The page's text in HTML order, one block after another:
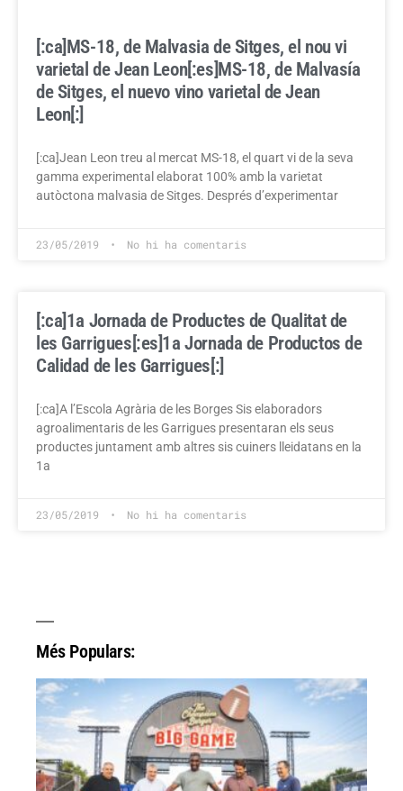
[:ca]MS-18, de Malvasia de Sitges, el nou vi
varietal de Jean Leon[:es]MS-18, de Malvasía
de Sitges, el nuevo vino varietal de Jean
Leon[:]
[:ca]Jean Leon treu al mercat MS-18, el quart vi de la seva
gamma experimental elaborat 100% amb la varietat
autòctona malvasia de Sitges. Després d’experimentar
23/05/2019 No hi ha comentaris
[:ca]1a Jornada de Productes de Qualitat de
les Garrigues[:es]1a Jornada de Productos de
Calidad de les Garrigues[:]
[:ca]A l’Escola Agrària de les Borges Sis elaboradors
agroalimentaris de les Garrigues presentaran els seus
productes juntament amb altres sis cuiners lleidatans en la
1a
23/05/2019 No hi ha comentaris
Més Populars: